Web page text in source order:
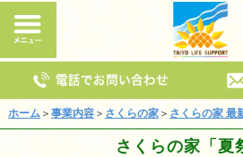
ホーム＞ 事業内容＞ さくらの家＞ さくらの家 最
さくらの家「夏